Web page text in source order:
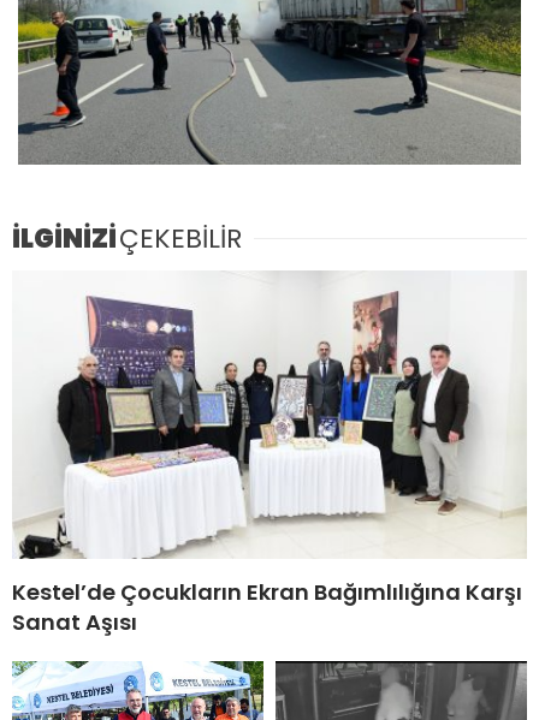
İLGİNİZİÇEKEBİLİR
Kestel’de Çocukların Ekran Bağımlılığına Karşı
Sanat Aşısı